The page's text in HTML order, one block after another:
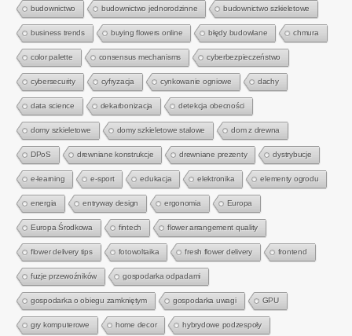
budownictwo budownictwo jednorodzinne budownictwo szkieletowe
business trends buying flowers online błędy budowlane chmura
color palette consensus mechanisms cyberbezpieczeństwo
cybersecurity cyfryzacja cynkowanie ogniowe dachy
data science dekarbonizacja detekcja obecności
domy szkieletowe domy szkieletowe stalowe dom z drewna
DPoS drewniane konstrukcje drewniane prezenty dystrybucje
e-learning e-sport edukacja elektronika elementy ogrodu
energia entryway design ergonomia Europa
Europa Środkowa fintech flower arrangement quality
flower delivery tips fotowoltaika fresh flower delivery frontend
fuzje przewoźników gospodarka odpadami
gospodarka o obiegu zamkniętym gospodarka uwagi GPU
gry komputerowe home decor hybrydowe podzespoły